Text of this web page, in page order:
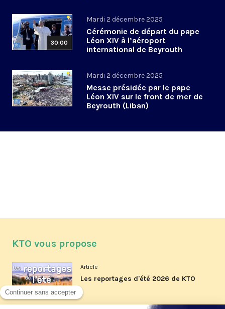
30:00
Mardi 2 décembre 2025
Cérémonie de départ du pape
Léon XIV à l’aéroport
international de Beyrouth
Mardi 2 décembre 2025
Messe présidée par le pape
Léon XIV sur le front de mer de
Beyrouth (Liban)
KTO vous propose
Article
Les reportages d'été 2026 de KTO